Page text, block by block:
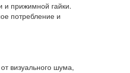
и прижимной гайки.
потребление и
визуального шума,